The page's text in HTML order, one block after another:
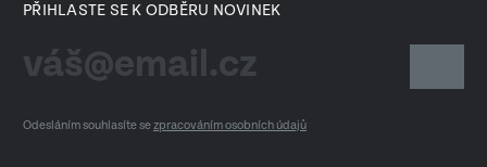
PŘIHLASTE SE K ODBĚRU NOVINEK
Odesláním souhlasíte sezpracováním osobních údajů